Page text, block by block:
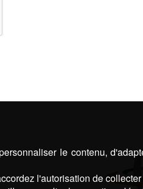
le contenu,
l'autorisation de